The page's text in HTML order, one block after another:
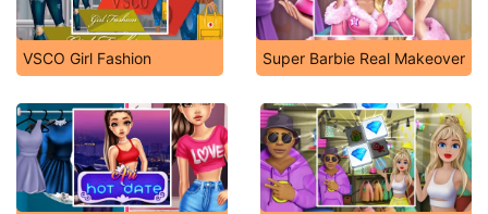
VSCO Girl Fashion Super Barbie Real Makeover